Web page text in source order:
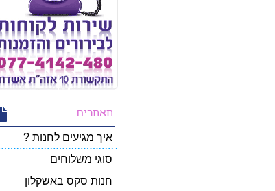
מאמרים
איך מגיעים לחנות ?
סוגי משלוחים
חנות סקס באשקלון